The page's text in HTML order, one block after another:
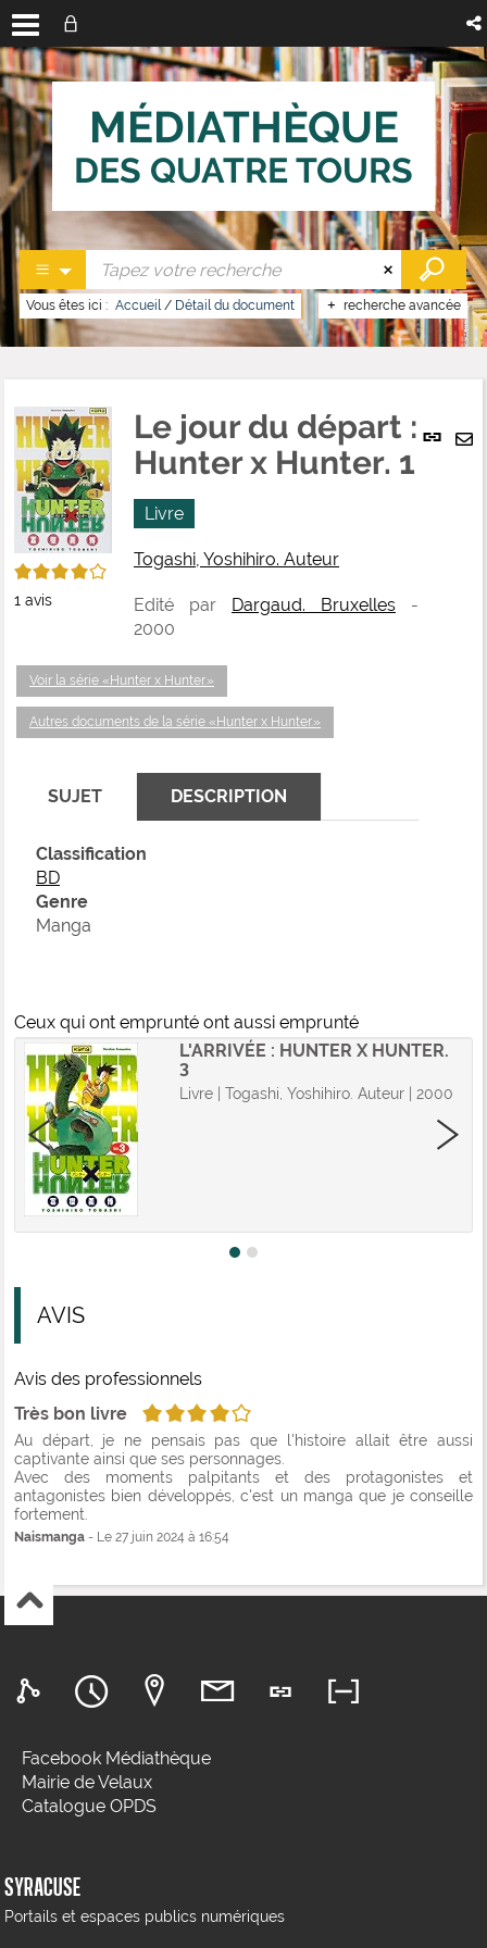
MÉDIATHÈQUE
DES QUATRE TOURS
recherche avancée
Vous êtes ici : Accueil / Détail du document
Lien
4/5
1 avis
Le jour du départ :
Hunter x Hunter. 1
Livre
Togashi, Yoshihiro. Auteur
Edité par Dargaud. Bruxelles -
2000
Voir la série «Hunter x Hunter.»
Autres documents de la série «Hunter x Hunter.»
SUJET DESCRIPTION
Classification
BD
Genre
Manga
Ceux qui ont emprunté ont aussi emprunté
L'ARRIVÉE : HUNTER X HUNTER.
3
Livre | Togashi, Yoshihiro. Auteur | 2000
AVIS
Avis des professionnels
Très bon livre
4/5
Au départ, je ne pensais pas que l'histoire allait être aussi
captivante ainsi que ses personnages.
Avec des moments palpitants et des protagonistes et
antagonistes bien développés, c'est un manga que je conseille
fortement.
Naismanga - Le 27 juin 2024 à 16:54
Facebook Médiathèque
Mairie de Velaux
Catalogue OPDS
SYRACUSE
Portails et espaces publics numériques